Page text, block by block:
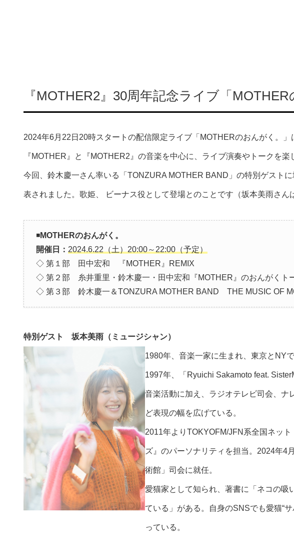
『MOTHER2』30周年記念ライブ「MOTHER
2024年6月22日20時スタートの配信限定ライブ「MOTHERのおんがく。」
『MOTHER』と『MOTHER2』の音楽を中心に、ライブ演奏やトークを楽
今回、鈴木慶一さん率いる「TONZURA MOTHER BAND」の特別ゲスト
表されました。歌姫、 ビーナス役として登場とのことです（坂本美雨さん
◾️MOTHERのおんがく。
開催日： 2024.6.22（土）20:00～22:00（予定）
◇ 第１部 田中宏和 『MOTHER』REMIX
◇ 第２部 糸井重里・鈴木慶一・田中宏和『MOTHER』のおんがくト
◇ 第３部 鈴木慶一＆TONZURA MOTHER BAND THE MUSIC OF
特別ゲスト 坂本美雨（ミュージシャン）
1980年、音楽一家に生まれ、東京とNYで
1997年、「Ryuichi Sakamoto feat.
音楽活動に加え、ラジオテレビ司会、ナ
ど表現の幅を広げている。
2011年よりTOKYOFM/JFN系全国ネッ
ズ』のパーソナリティを担当。2024年4
術館」司会に就任。
愛猫家として知られ、著書に「ネコの吸
ている」がある。自身のSNSでも愛猫“
っている。